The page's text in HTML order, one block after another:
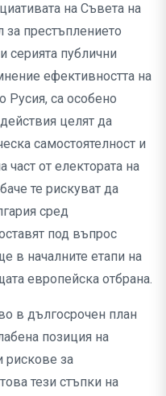
на Съвета на
за престъплението
серията публични
ефективността на
Русия, са особено
целят да
самостоятелност и
част от електората на
те рискуват да
сред
под въпрос
в началните етапи на
европейска отбрана.
в дългосрочен план
позиция на
рискове за
тези стъпки на